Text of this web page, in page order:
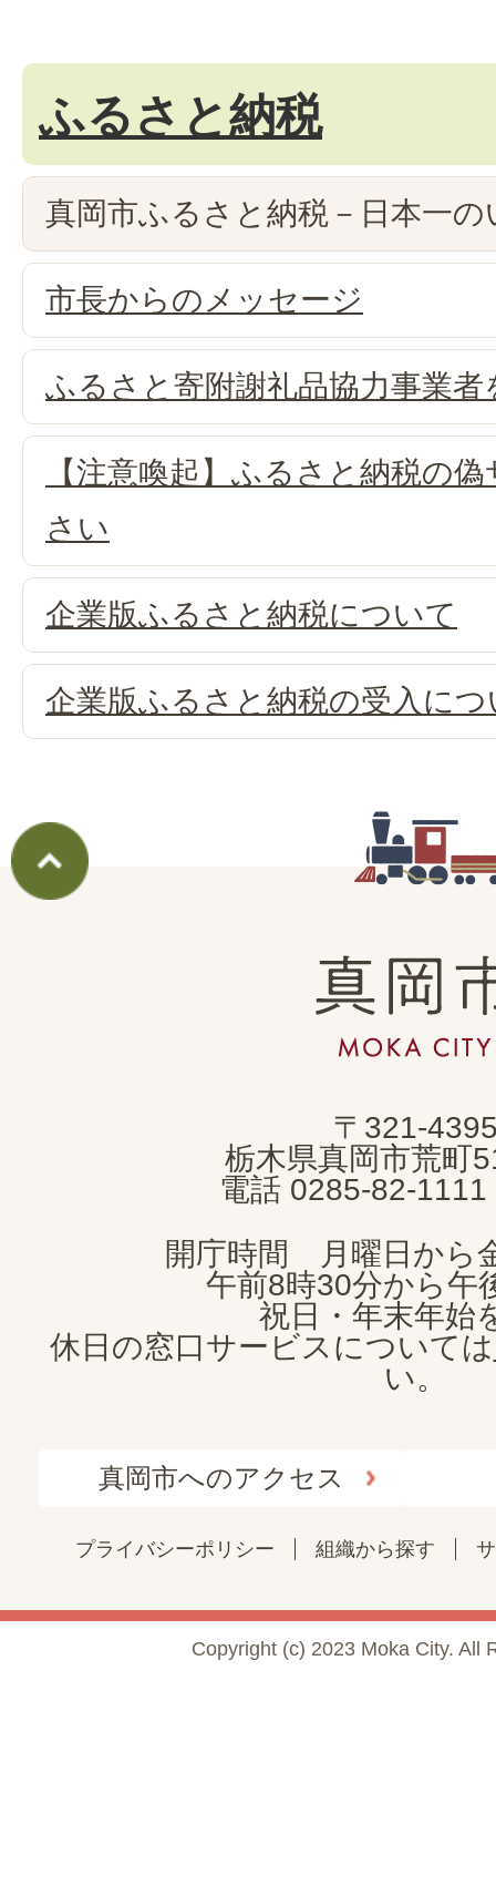
ふるさと納税
真岡市ふるさと納税－日本一
市長からのメッセージ
ふるさと寄附謝礼品協力事業
【注意喚起】ふるさと納税の
さい
企業版ふるさと納税について
企業版ふるさと納税の受入につ
真
岡
市
CITY
〒321-
栃木県真岡市荒町
電話 0285-82-1111
開庁時間 月曜日から
午前8時30分から午
祝日・年末年始
休日の窓口サービスについては
い。
真岡市へのアクセス
プライバシーポリシー 組織から探す
Copyright (c) 2023 Moka City. All